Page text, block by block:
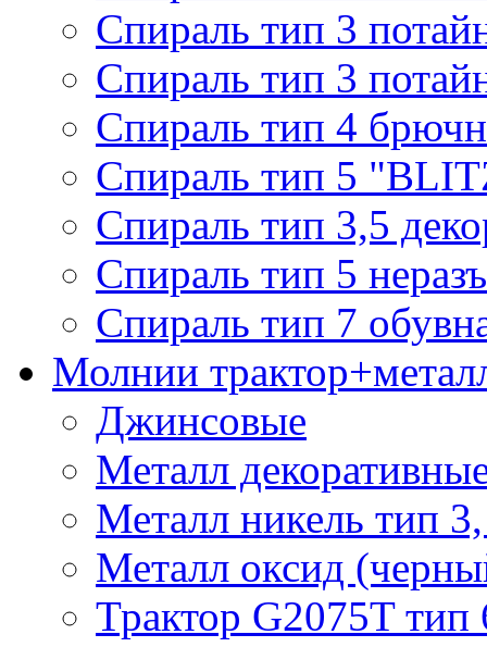
Спираль тип 3
Спираль тип 3
Спираль тип 4
Спираль тип 5
Спираль тип 3,5
Спираль тип 5
Спираль тип 7
Молнии
Джинсовые
Металл
Металл никель тип
Металл оксид
Трактор G2075T тип